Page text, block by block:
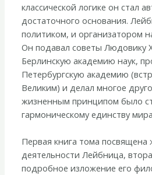
классической логике он стал
достаточного основания.
политиком, и организатором
Он подавал советы Людовику
Берлинскую академию наук,
Петербургскую академию
Великим) и делал многое
жизненным принципом было
гармоническому единству
Первая книга тома посвящена
деятельности Лейбница,
подробное изложение его